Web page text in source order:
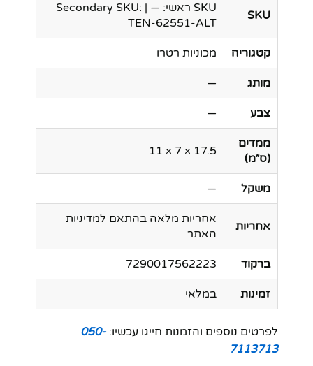
SKU
SKU ראשי: — | Secondary SKU:
TEN-62551-ALT
קטגוריה מכוניות רטרו
מותג —
צבע —
ממדים
(ס״מ)
17.5 × 7 × 11
משקל —
אחריות
אחריות מלאה בהתאם למדיניות
האתר
ברקוד 7290017562223
זמינות במלאי
לפרטים נוספים והזמנות חייגו עכשיו: 050-
7113713